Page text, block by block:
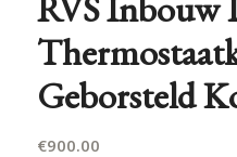
Geborsteld
€900.00